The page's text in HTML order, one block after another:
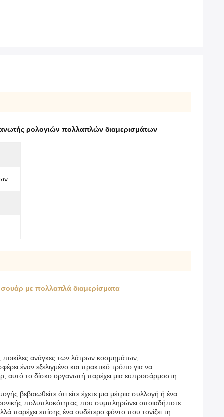
ρολογιών πολλαπλών διαμερισμάτων
με πολλαπλά διαμερίσματα
ποικίλες ανάγκες των λάτρων κοσμημάτων,
έναν εξελιγμένο και πρακτικό τρόπο για να
αυτό το δίσκο οργανωτή παρέχει μια ευπροσάρμοστη
ότι είτε έχετε μια μέτρια συλλογή ή ένα
πολυπλοκότητας που συμπληρώνει οποιαδήποτε
παρέχει επίσης ένα ουδέτερο φόντο που τονίζει τη